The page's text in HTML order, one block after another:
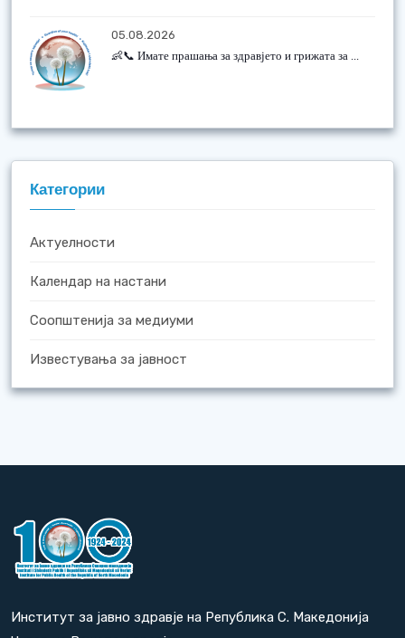
05.08.2026
👶📞 Имате прашања за здравјето и грижата за ...
Категории
Актуелности
Календар на настани
Соопштенија за медиуми
Известувања за јавност
Институт за јавно здравје на Република С. Македонија